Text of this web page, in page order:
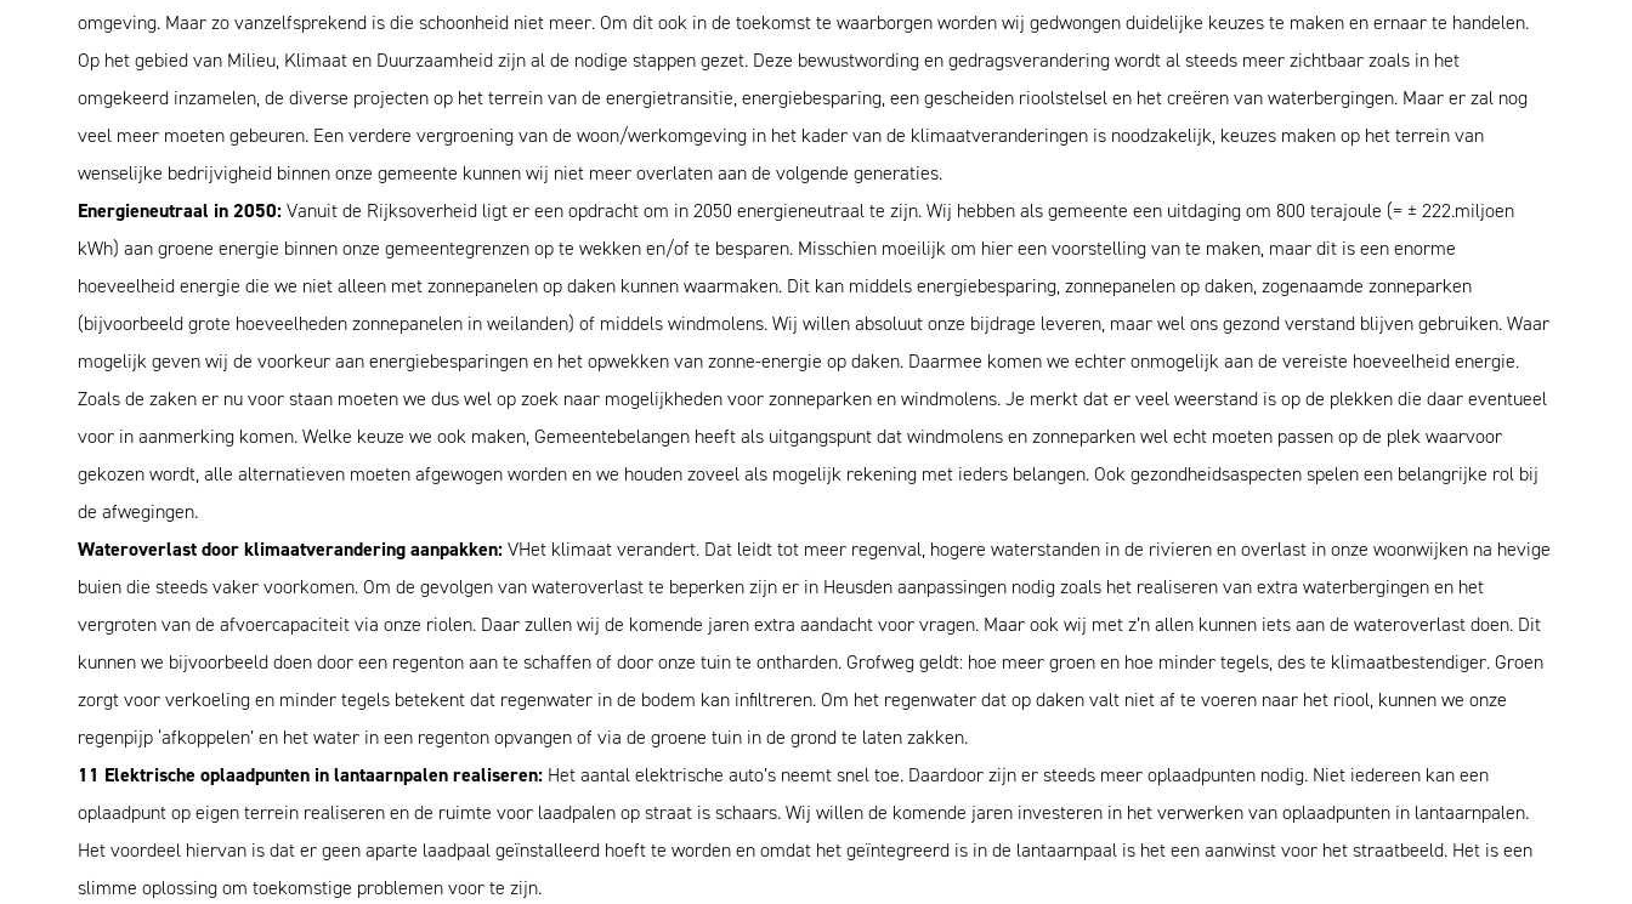
omgeving. Maar zo vanzelfsprekend is die schoonheid niet meer. Om dit ook in de toekomst te waarborgen worden wij gedwongen duidelijke keuzes te maken en ernaar te handelen.
Op het gebied van Milieu, Klimaat en Duurzaamheid zijn al de nodige stappen gezet. Deze bewustwording en gedragsverandering wordt al steeds meer zichtbaar zoals in het
omgekeerd inzamelen, de diverse projecten op het terrein van de energietransitie, energiebesparing, een gescheiden rioolstelsel en het creëren van waterbergingen. Maar er zal nog
veel meer moeten gebeuren. Een verdere vergroening van de woon/werkomgeving in het kader van de klimaatveranderingen is noodzakelijk, keuzes maken op het terrein van
wenselijke bedrijvigheid binnen onze gemeente kunnen wij niet meer overlaten aan de volgende generaties.
Energieneutraal in 2050: Vanuit de Rijksoverheid ligt er een opdracht om in 2050 energieneutraal te zijn. Wij hebben als gemeente een uitdaging om 800 terajoule (= ± 222.miljoen
kWh) aan groene energie binnen onze gemeentegrenzen op te wekken en/of te besparen. Misschien moeilijk om hier een voorstelling van te maken, maar dit is een enorme
hoeveelheid energie die we niet alleen met zonnepanelen op daken kunnen waarmaken. Dit kan middels energiebesparing, zonnepanelen op daken, zogenaamde zonneparken
(bijvoorbeeld grote hoeveelheden zonnepanelen in weilanden) of middels windmolens. Wij willen absoluut onze bijdrage leveren, maar wel ons gezond verstand blijven gebruiken. Waar
mogelijk geven wij de voorkeur aan energiebesparingen en het opwekken van zonne-energie op daken. Daarmee komen we echter onmogelijk aan de vereiste hoeveelheid energie.
Zoals de zaken er nu voor staan moeten we dus wel op zoek naar mogelijkheden voor zonneparken en windmolens. Je merkt dat er veel weerstand is op de plekken die daar eventueel
voor in aanmerking komen. Welke keuze we ook maken, Gemeentebelangen heeft als uitgangspunt dat windmolens en zonneparken wel echt moeten passen op de plek waarvoor
gekozen wordt, alle alternatieven moeten afgewogen worden en we houden zoveel als mogelijk rekening met ieders belangen. Ook gezondheidsaspecten spelen een belangrijke rol bij
de afwegingen.
Wateroverlast door klimaatverandering aanpakken: VHet klimaat verandert. Dat leidt tot meer regenval, hogere waterstanden in de rivieren en overlast in onze woonwijken na hevige
buien die steeds vaker voorkomen. Om de gevolgen van wateroverlast te beperken zijn er in Heusden aanpassingen nodig zoals het realiseren van extra waterbergingen en het
vergroten van de afvoercapaciteit via onze riolen. Daar zullen wij de komende jaren extra aandacht voor vragen. Maar ook wij met z’n allen kunnen iets aan de wateroverlast doen. Dit
kunnen we bijvoorbeeld doen door een regenton aan te schaffen of door onze tuin te ontharden. Grofweg geldt: hoe meer groen en hoe minder tegels, des te klimaatbestendiger. Groen
zorgt voor verkoeling en minder tegels betekent dat regenwater in de bodem kan infiltreren. Om het regenwater dat op daken valt niet af te voeren naar het riool, kunnen we onze
regenpijp ‘afkoppelen’ en het water in een regenton opvangen of via de groene tuin in de grond te laten zakken.
11 Elektrische oplaadpunten in lantaarnpalen realiseren: Het aantal elektrische auto’s neemt snel toe. Daardoor zijn er steeds meer oplaadpunten nodig. Niet iedereen kan een
oplaadpunt op eigen terrein realiseren en de ruimte voor laadpalen op straat is schaars. Wij willen de komende jaren investeren in het verwerken van oplaadpunten in lantaarnpalen.
Het voordeel hiervan is dat er geen aparte laadpaal geïnstalleerd hoeft te worden en omdat het geïntegreerd is in de lantaarnpaal is het een aanwinst voor het straatbeeld. Het is een
slimme oplossing om toekomstige problemen voor te zijn.